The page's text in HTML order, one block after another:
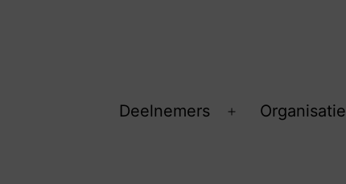
Deelnemers
Open
Organisatie